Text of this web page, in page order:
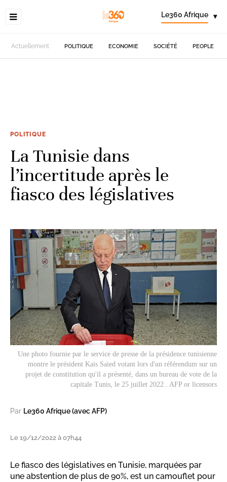
Le360 Afrique ▾
Actuellement POLITIQUE ECONOMIE SOCIÉTÉ PEOPLE
POLITIQUE
La Tunisie dans
l’incertitude après le
fiasco des législatives
Une photo fournie par le service de presse de la présidence tunisienne
montre le président Kais Saied votant lors d'un référendum sur un
projet de constitution qu'il a présenté, dans un bureau de vote de la
capitale Tunis, le 25 juillet 2022.. AFP or licensors
Par Le360 Afrique (avec AFP)
Le 19/12/2022 à 07h44
Le fiasco des législatives en Tunisie, marquées par
une abstention de plus de 90%, est un camouflet pour